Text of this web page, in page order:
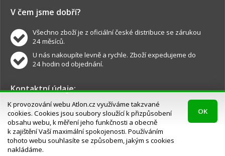
V čem jsme dobří?
Všechno zboží je z oficiální české distribuce se zárukou
24 měsíců.
U nás nakoupíte levně a rychle. Zboží expedujeme do
24 hodin od objednání.
Kontaktní údaje:
info@atlon.cz
Objednávky, dotazy a reklamace.
K provozování webu Atlon.cz využíváme takzvané
cookies. Cookies jsou soubory sloužící k přizpůsobení
obsahu webu, k měření jeho funkčnosti a obecně
k zajištění Vaší maximální spokojenosti. Používáním
tohoto webu souhlasíte se způsobem, jakým s cookies
nakládáme.
OK